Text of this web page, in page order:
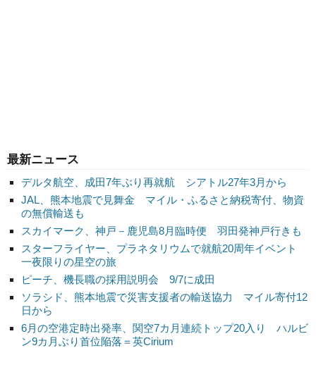
最新ニュース
デルタ航空、成田7年ぶり再就航 シアトル27年3月から
JAL、熊本地震で見舞金 マイル・ふるさと納税寄付、物資
の無償輸送も
スカイマーク、神戸－鹿児島8月臨時便 羽田発神戸行きも
スターフライヤー、プラネタリウムで就航20周年イベント
一夜限りの星空の旅
ピーチ、機長職の採用説明会 9/7に成田
ソラシド、熊本地震で災害支援者の輸送協力 マイル寄付12
日から
6月の空港定時出発率、関空7カ月連続トップ20入り ハルビ
ン9カ月ぶり首位陥落＝英Cirium